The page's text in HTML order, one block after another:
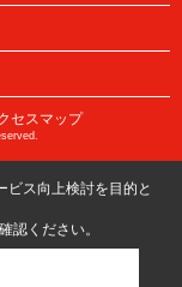
セスマップ
ビス向上検討を目的と
認ください。